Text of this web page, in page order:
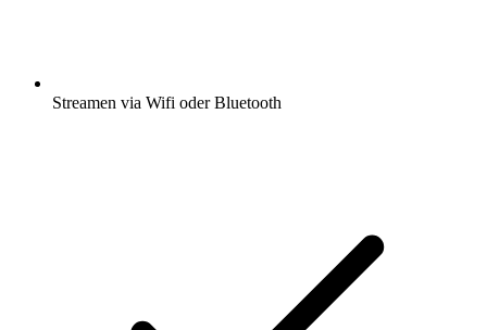
Streamen via Wifi oder Bluetooth